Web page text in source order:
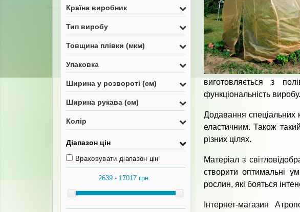
Країна виробник
Тип виробу
Товщина плівки (мкм)
Упаковка
Ширина у розвороті (см)
Ширина рукава (см)
Колір
Діапазон цін
Враховувати діапазон цін
виготовляється з
функціональність виробу.
Додавання спеціальних
еластичним. Також
різних цілях.
Матеріал з
створити оптимальні
рослин, які бояться
Інтернет-магазин